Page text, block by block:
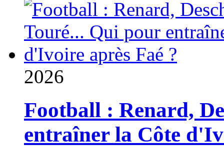
2026
Football : Renard,
entraîner la Côte